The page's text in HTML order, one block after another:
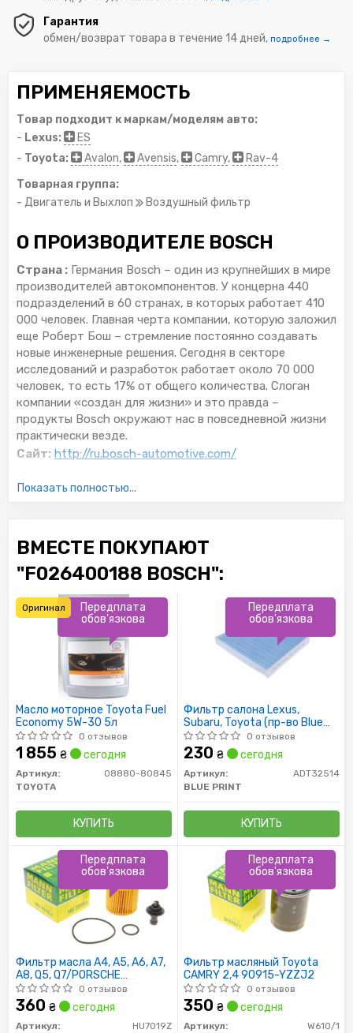
Гарантия
обмен/возврат товара в течение 14 дней, подробнее →
ПРИМЕНЯЕМОСТЬ
Товар подходит к маркам/моделям авто:
- Lexus:
ES
- Toyota: Avalon, Avensis, Camry,
Rav-4
Товарная группа:
- Двигатель и Выхлоп
Воздушный фильтр
О ПРОИЗВОДИТЕЛЕ BOSCH
Страна : Германия Bosch – один из крупнейших в мире
производителей автокомпонентов. У концерна 440
подразделений в 60 странах, в которых работает 410
000 человек. Главная черта компании, которую заложил
еще Роберт Бош – стремление постоянно создавать
новые инженерные решения. Сегодня в секторе
исследований и разработок работает около 70 000
человек, то есть 17% от общего количества. Слоган
компании «создан для жизни» и это правда –
продукты Bosch окружают нас в повседневной жизни
практически везде.
Сайт: http://ru.bosch-automotive.com/
Все запчасти BOSCH →
Показать полностью...
ВМЕСТЕ ПОКУПАЮТ
"F026400188 BOSCH":
Масло моторное Toyota Fuel
Economy 5W-30 5л
0 отзывов
1 855 ₴ сегодня
Артикул:
08880-80845
TOYOTA
КУПИТЬ
Передплата
обов'язкова
Оригинал
Фильтр салона Lexus,
Subaru, Toyota (пр-во Blue
Print)
0 отзывов
230 ₴ сегодня
Артикул:
ADT32514
BLUE PRINT
КУПИТЬ
Передплата
обов'язкова
Фильтр масла A4, A5, A6, A7,
A8, Q5, Q7/PORSCHE
CAYENNE, PANAMERA/VW
TOUAREG 2.4-3.2 FSI 04-
0 отзывов
360 ₴ сегодня
Артикул:
HU7019Z
Передплата
обов'язкова
Фильтр масляный Toyota
CAMRY 2,4 90915-YZZJ2
0 отзывов
350 ₴ сегодня
Артикул:
W610/1
Передплата
обов'язкова